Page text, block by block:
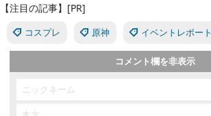
【注目の記事】[PR]
コスプレ 原神 イベントレポート
コメント欄を非表示